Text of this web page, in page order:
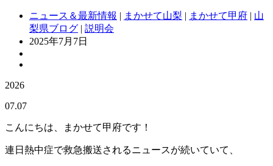
ニュース＆最新情報 | まかせて山梨 | まかせて甲府 | 山
梨県ブログ | 説明会
2025年7月7日
2026
07.07
こんにちは、まかせて甲府です！
連日熱中症で救急搬送されるニュースが続いていて、